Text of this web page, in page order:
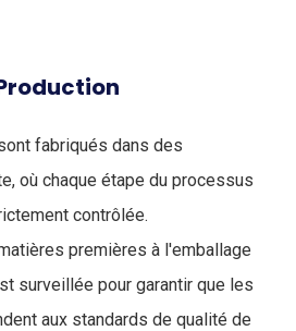
fabriqués dans des
où chaque étape du processus
contrôlée.
premières à l'emballage
surveillée pour garantir que les
aux standards de qualité de